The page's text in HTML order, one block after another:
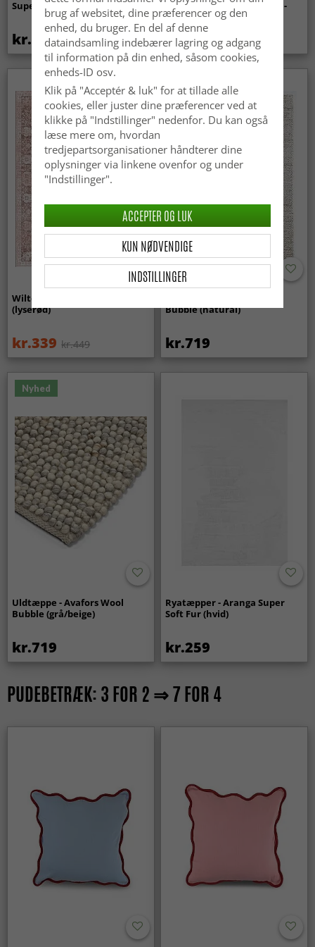
Super Soft Fur (beige)
kr.369
indendørs/udendørs brug -
Arlo (beige)
kr.449
Wilton-tæppe - Gombalia
(lyserød)
kr.339 kr.449
Bubble (natural)
kr.719
Nyhed
Uldtæppe - Avafors Wool
Bubble (grå/beige)
kr.719
Ryatæpper - Aranga Super
Soft Fur (hvid)
kr.259
PUDEBETRÆK: 3 FOR 2 ⇒ 7 FOR 4
brug af websitet, dine præferencer og den
enhed, du bruger. En del af denne
dataindsamling indebærer lagring og adgang
til information på din enhed, såsom cookies,
enheds-ID osv.
Klik på "Acceptér & luk" for at tillade alle
cookies, eller juster dine præferencer ved at
klikke på "Indstillinger" nedenfor. Du kan også
læse mere om, hvordan
tredjepartsorganisationer håndterer dine
oplysninger via linkene ovenfor og under
"Indstillinger".
INDSTILLINGER
KUN NØDVENDIGE
ACCEPTER OG LUK